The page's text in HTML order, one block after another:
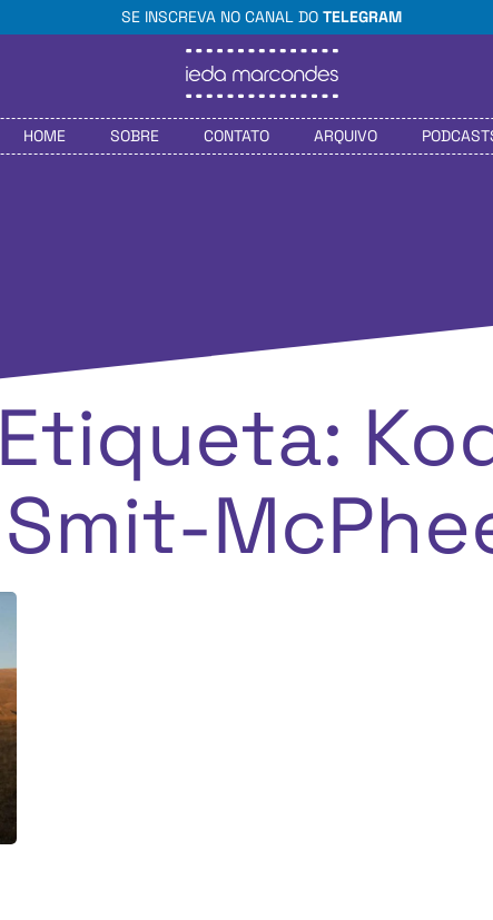
SE INSCREVA NO CANAL DO TELEGRAM
HOME SOBRE CONTATO ARQUIVO
Etiqueta:
Smit-